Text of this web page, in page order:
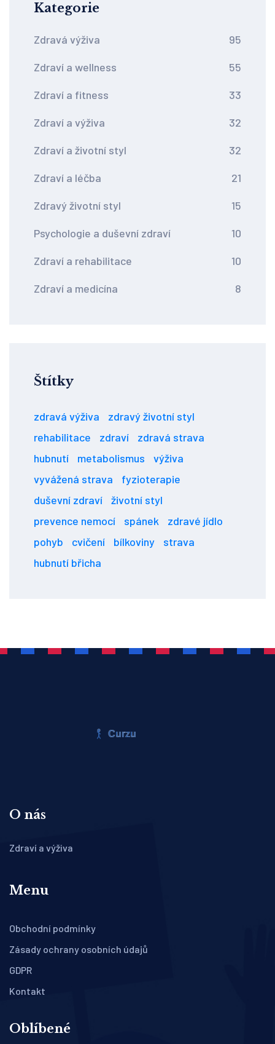
Kategorie
Zdravá výživa 95
Zdraví a wellness 55
Zdraví a fitness 33
Zdraví a výživa 32
Zdraví a životní styl 32
Zdraví a léčba 21
Zdravý životní styl 15
Psychologie a duševní zdraví 10
Zdraví a rehabilitace 10
Zdraví a medicína 8
Štítky
zdravá výživa
zdravý životní styl
rehabilitace
zdraví
zdravá strava
hubnutí
metabolismus
výživa
vyvážená strava
fyzioterapie
duševní zdraví
životní styl
prevence nemocí
spánek
zdravé jídlo
pohyb
cvičení bílkoviny
strava
hubnutí břicha
O nás
Zdraví a výživa
Menu
Obchodní podmínky
Zásady ochrany osobních údajů
GDPR
Kontakt
Oblíbené